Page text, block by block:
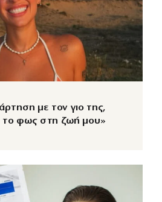
με τον γιο της,
το φως στη ζωή μου»